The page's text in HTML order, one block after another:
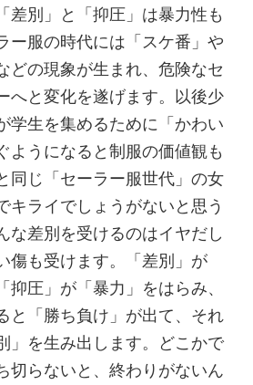
差別」と「抑圧」は暴力性も
ー服の時代には「スケ番」や
どの現象が生まれ、危険なセ
へと変化を遂げます。以後少
学生を集めるために「かわい
ようになると制服の価値観も
同じ「セーラー服世代」の女
キライでしょうがないと思う
な差別を受けるのはイヤだし
傷も受けます。「差別」が
抑圧」が「暴力」をはらみ、
と「勝ち負け」が出て、それ
」を生み出します。どこかで
切らないと、終わりがないん